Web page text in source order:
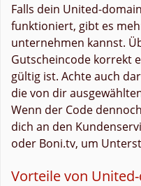
Falls dein United-
funktioniert, gibt es
unternehmen kannst.
Gutscheincode korrekt
gültig ist. Achte auch
die von dir
Wenn der Code
dich an den
oder Boni.tv, um
Vorteile von